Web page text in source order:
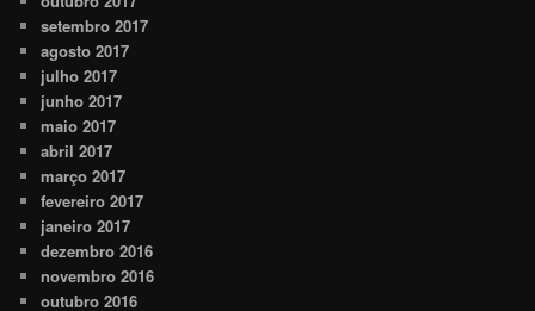
setembro 2017
agosto 2017
julho 2017
junho 2017
maio 2017
abril 2017
março 2017
fevereiro 2017
janeiro 2017
dezembro 2016
novembro 2016
outubro 2016